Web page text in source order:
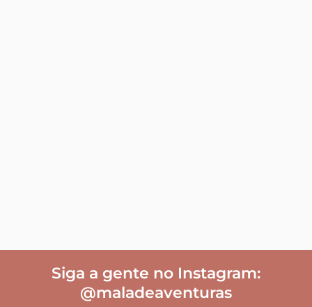
Siga a gente no Instagram:
@maladeaventuras